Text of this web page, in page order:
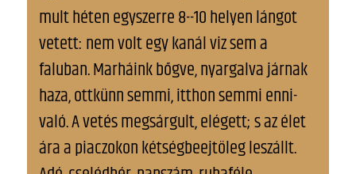
mult héten egyszerre 8--10 helyen lángot
vetett: nem volt egy kanál viz sem a
faluban. Marháink bőgve, nyargalva járnak
haza, ottkünn semmi, itthon semmi enni-
való. A vetés megsárgult, elégett; s az élet
ára a piaczokon kétségbeejtöleg leszállt.